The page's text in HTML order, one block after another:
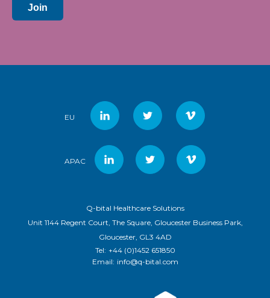
Join
EU
APAC
Q-bital Healthcare Solutions
Unit 1144 Regent Court, The Square, Gloucester Business Park,
Gloucester, GL3 4AD
Tel: +44 (0)1452 651850
Email: info@q-bital.com